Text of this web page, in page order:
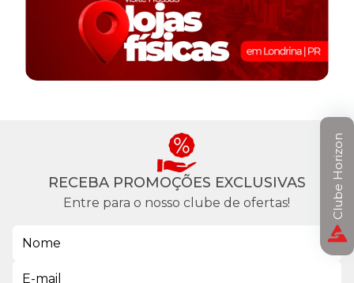
RECEBA PROMOÇÕES EXCLUSIVAS
Entre para o nosso clube de ofertas! Clube Horizon